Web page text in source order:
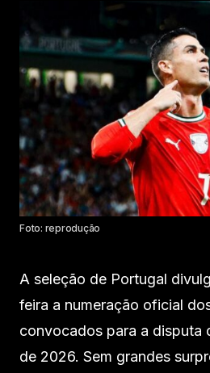
Foto: reprodução
A seleção de Portugal
feira a numeração oficial
convocados para a disputa
de 2026. Sem grandes